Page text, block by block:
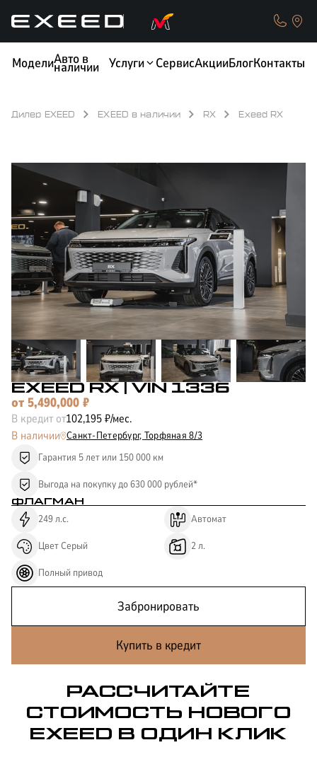
МоделиАвто в
наличии Услуги СервисАкцииБлогКонтакты
КРЕДИТ ОБМЕН / TRADE-IN
ТЕСТ-ДРАЙВ СТРАХОВАНИЕ
ЛИЗИНГ
КОРПОРАТИВНЫМ
КЛИЕНТАМ
Дилер EXEED EXEED в наличии RX Exeed RX
EXEED RX | VIN 1336
от 5,490,000 ₽
В кредит от102,195₽/мес.
В наличии Санкт-Петербург, Торфяная 8/3
Гарантия 5 лет или 150 000 км
Выгода на покупку до 630 000 рублей*
ФЛАГМАН
249л.с.
Автомат
Цвет Серый 2л.
Полный привод
Забронировать
Купить в кредит
РАССЧИТАЙТЕ
СТОИМОСТЬ НОВОГО
EXEED В ОДИН КЛИК